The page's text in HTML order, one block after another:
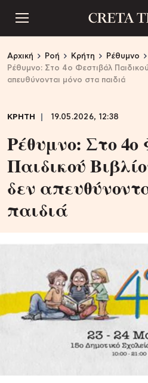
Αρχική Ροή Κρήτη
Ρέθυμνο
Ρέθυμνο: Στο 4ο Φεστιβάλ
απευθύνονται μόνο στα παιδιά
ΚΡΗΤΗ 19.05.2026, 12:38
Ρέθυμνο: Στο 4ο
Παιδικού
δεν
παιδιά